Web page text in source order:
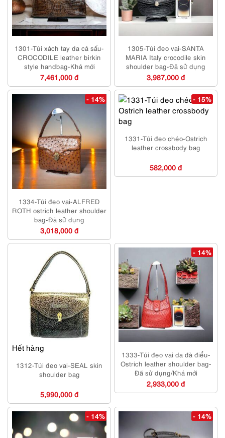
1301-Túi xách tay da cá sấu-
CROCODILE leather birkin
style handbag-Khá mới
7,461,000 đ
1305-Túi đeo vai-SANTA
MARIA Italy crocodile skin
shoulder bag-Đã sử dụng
3,987,000 đ
- 14%
1334-Túi đeo vai-ALFRED
ROTH ostrich leather shoulder
bag-Đã sử dụng
3,018,000 đ
- 15%
1331-Túi đeo chéo-Ostrich
leather crossbody bag
582,000 đ
Hết hàng
1312-Túi đeo vai-SEAL skin
shoulder bag
5,990,000 đ
- 14%
1333-Túi đeo vai da đà điểu-
Ostrich leather shoulder bag-
Đã sử dụng/Khá mới
2,933,000 đ
- 14% - 14%